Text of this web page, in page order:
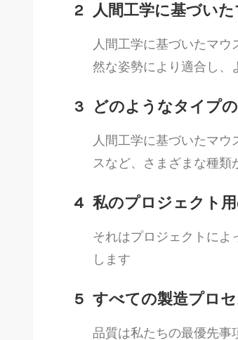
2 人間工学に基づい
人間工学に基づいたマ
然な姿勢により適合し、
3 どのようなタイプ
人間工学に基づいたマ
スなど、さまざまな種類
4 私のプロジェクト
それはプロジェクトに
します
5 すべての製造プロ
品質は私たちの最優先事